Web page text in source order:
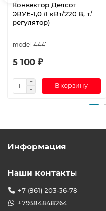
Конвектор Делсот
ЭВУБ-1,0 (1 кВт/220 В, т/
регулятор)
model-4441
5 100 ₽
В корзину
Информация
Наши контакты
+7 (861) 203-36-78
+79384848264